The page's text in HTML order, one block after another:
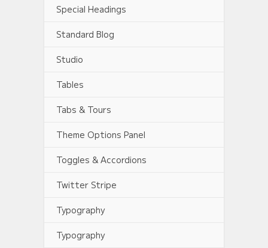
Special Headings
Standard Blog
Studio
Tables
Tabs & Tours
Theme Options Panel
Toggles & Accordions
Twitter Stripe
Typography
Typography